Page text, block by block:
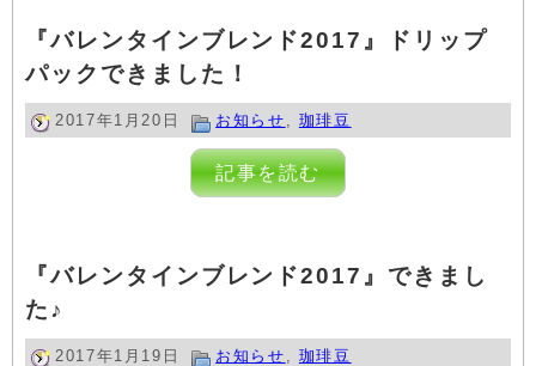
『バレンタインブレンド2017』ドリップ
パックできました！
2017年1月20日 お知らせ , 珈琲豆
記事を読む
『バレンタインブレンド2017』できまし
た♪
2017年1月19日 お知らせ , 珈琲豆